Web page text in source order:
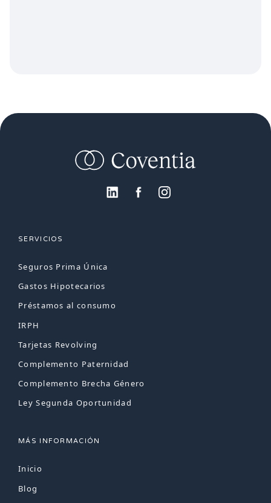
SERVICIOS
Seguros Prima Única
Gastos Hipotecarios
Préstamos al consumo
IRPH
Tarjetas Revolving
Complemento Paternidad
Complemento Brecha Género
Ley Segunda Oportunidad
MÁS INFORMACIÓN
Inicio
Blog